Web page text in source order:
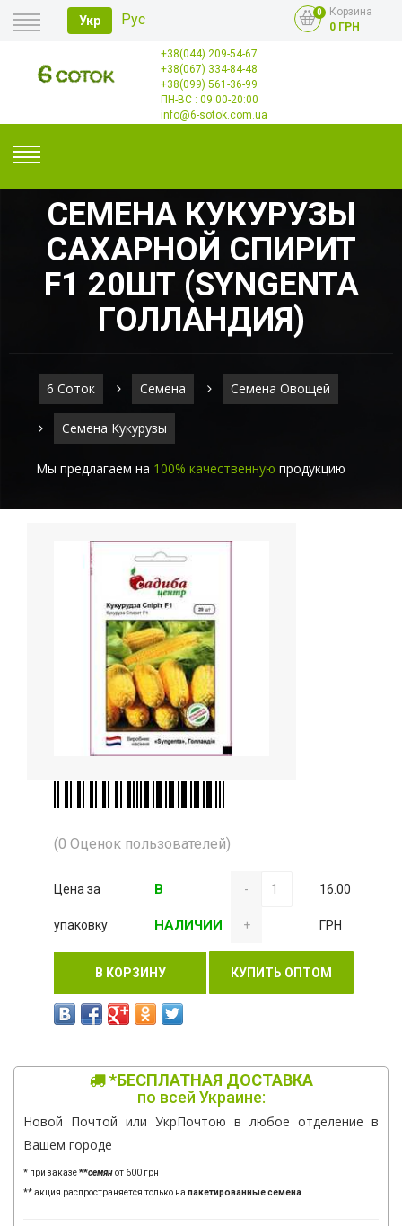
Укр Рус 0
Корзина
0 ГРН
Главная
Оплата
Доставка
+38(044) 209-54-67
+38(067) 334-84-48
+38(099) 561-36-99
ПН-ВС : 09:00-20:00
info@6-sotok.com.ua
СЕМЕНА КУКУРУЗЫ
САХАРНОЙ СПИРИТ
F1 20ШТ (SYNGENTA
ГОЛЛАНДИЯ)
6 Соток Семена Семена Овощей
Семена Кукурузы
Мы предлагаем на 100% качественную продукцию
(0 Оценок пользователей)
Цена за
упаковку
В
НАЛИЧИИ
-
+
16.00
ГРН
В КОРЗИНУ КУПИТЬ ОПТОМ
*БЕСПЛАТНАЯ ДОСТАВКА
по всей Украине:
Новой Почтой или УкрПочтою в любое отделение в
Вашем городе
* при заказе**семянот 600 грн
** акция распространяется только на пакетированные семена